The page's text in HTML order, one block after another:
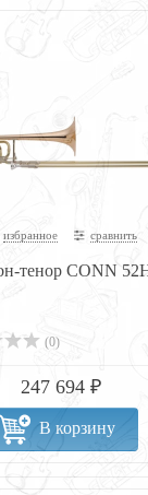
избранное сравнить
тенор CONN
(0)
247 694 ₽
В корзину